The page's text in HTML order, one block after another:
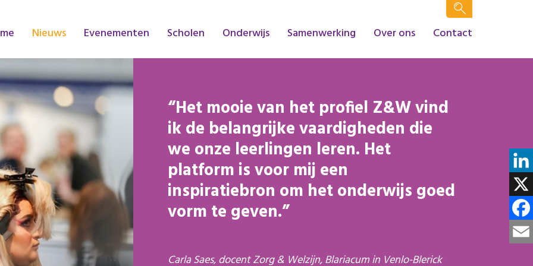
Nieuws Evenementen Scholen Onderwijs Samenwerking Over ons Contact
Het mooie van het profiel Z&W vind
ik de belangrijke vaardigheden die
we onze leerlingen leren. Het
platform is voor mij een
inspiratiebron om het onderwijs goed
vorm te geven.
Carla Saes, docent Zorg & Welzijn, Blariacum in Venlo-Blerick
X